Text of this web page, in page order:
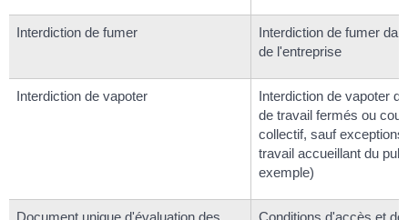
Interdiction de fumer
Interdiction de fumer
de l'entreprise
Interdiction de vapoter
Interdiction de vapoter
de travail fermés ou
collectif, sauf exceptions
travail accueillant du
exemple)
Document unique d'évaluation des
Conditions d'accès et